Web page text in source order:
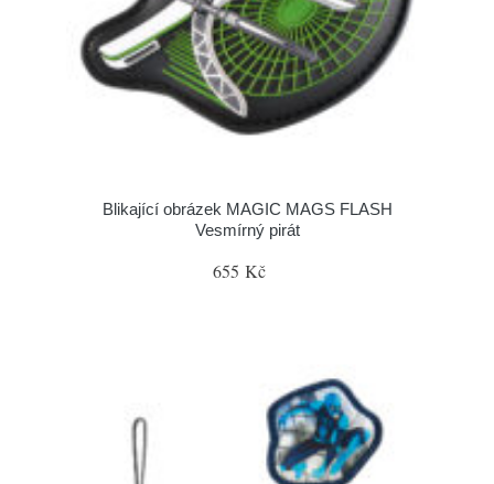
Blikající obrázek MAGIC MAGS FLASH
Vesmírný pirát
655 Kč